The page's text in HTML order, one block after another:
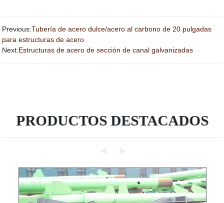
Previous:Tubería de acero dulce/acero al carbono de 20 pulgadas
para estructuras de acero
Next:Estructuras de acero de sección de canal galvanizadas
PRODUCTOS DESTACADOS